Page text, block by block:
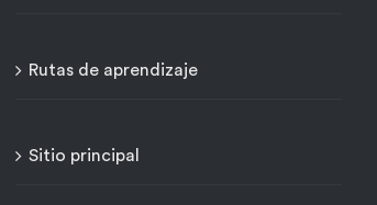
Rutas de aprendizaje
Sitio principal